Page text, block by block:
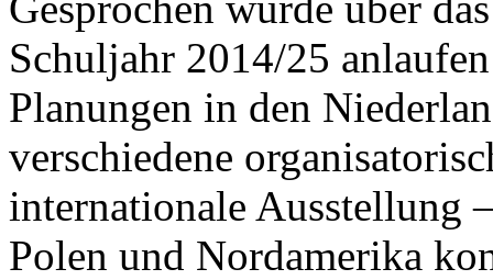
Schuljahr 2014/25
Planungen in den
verschiedene
internationale Ausstellung
Polen und Nordamerika